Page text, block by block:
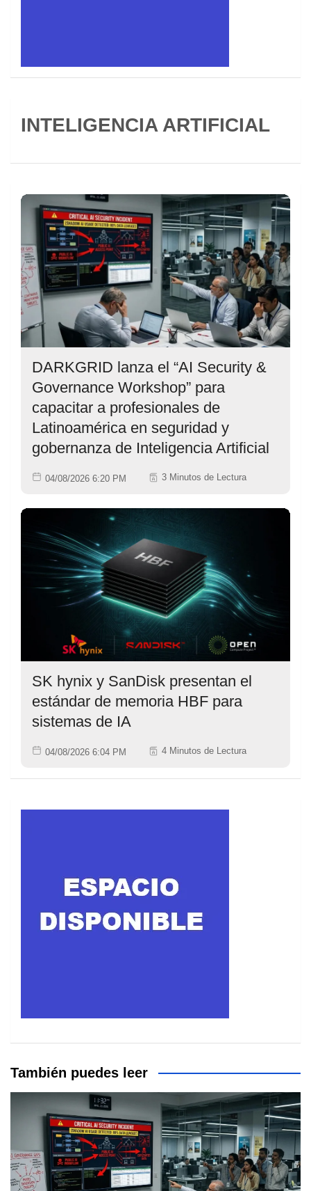
INTELIGENCIA ARTIFICIAL
DARKGRID lanza el “AI Security &
Governance Workshop” para
capacitar a profesionales de
Latinoamérica en seguridad y
gobernanza de Inteligencia Artificial
04/08/2026 6:20 PM 3 Minutos de Lectura
SK hynix y SanDisk presentan el
estándar de memoria HBF para
sistemas de IA
04/08/2026 6:04 PM 4 Minutos de Lectura
También puedes leer